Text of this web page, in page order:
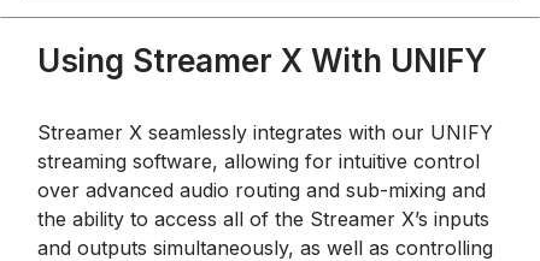
Using Streamer X With UNIFY
Streamer X seamlessly integrates with our UNIFY
streaming software, allowing for intuitive control
over advanced audio routing and sub-mixing and
the ability to access all of the Streamer X’s inputs
and outputs simultaneously, as well as controlling